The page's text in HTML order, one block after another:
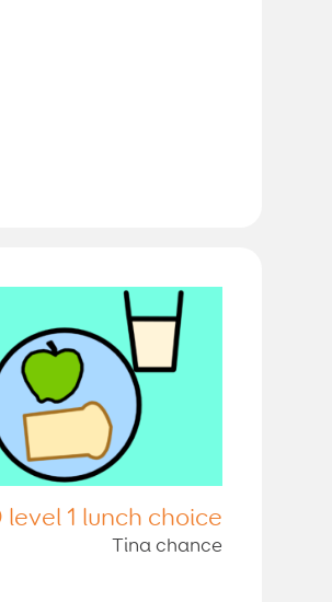
level 1 lunch choice
Tina chance